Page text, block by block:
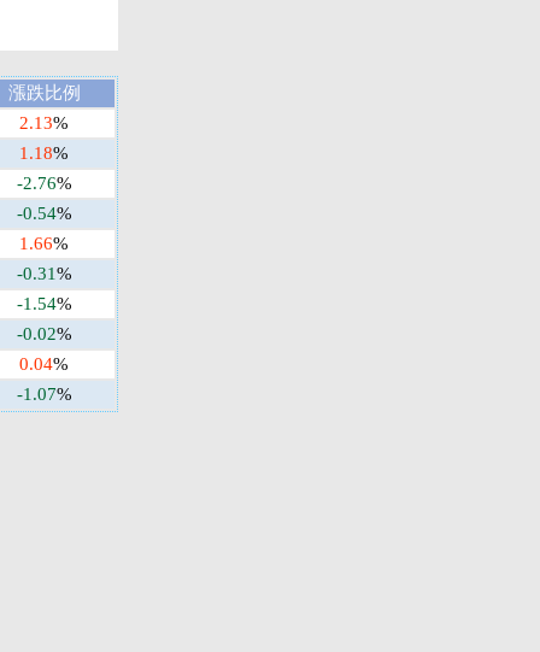
漲跌比例
2.13%
1.18%
-2.76%
-0.54%
1.66%
-0.31%
-1.54%
-0.02%
0.04%
-1.07%